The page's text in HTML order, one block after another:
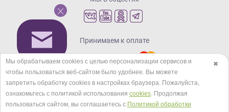
Принимаем к оплате
Кредиты и рассрочка
✖
Мы обрабатываем cookies с целью персонализации сервисов и
чтобы пользоваться веб-сайтом было удобнее. Вы можете
запретить обработку сookies в настройках браузера. Пожалуйста,
ознакомьтесь с политикой использования cookies. Продолжая
пользоваться сайтом, вы соглашаетесь с Политикой обработки